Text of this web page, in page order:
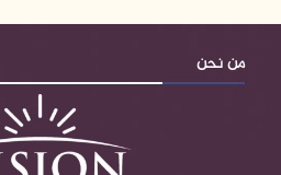
من نحن